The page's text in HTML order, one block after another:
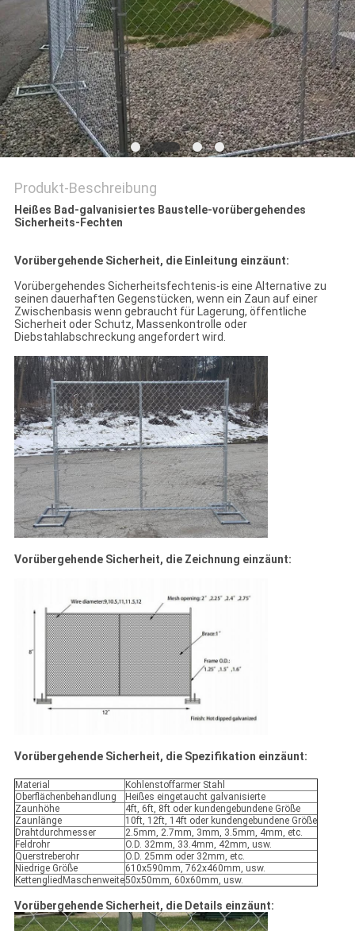
PRIVACY
POLICY
Produkt-Beschreibung
Heißes Bad-galvanisiertes Baustelle-vorübergehendes
Sicherheits-Fechten
Vorübergehende Sicherheit, die Einleitung einzäunt:
Vorübergehendes Sicherheitsfechtenis-is eine Alternative zu
seinen dauerhaften Gegenstücken, wenn ein Zaun auf einer
Zwischenbasis wenn gebraucht für Lagerung, öffentliche
Sicherheit oder Schutz, Massenkontrolle oder
Diebstahlabschreckung angefordert wird.
Vorübergehende Sicherheit, die Zeichnung einzäunt:
Vorübergehende Sicherheit, die Spezifikation einzäunt:
Material
Kohlenstoffarmer Stahl
Oberflächenbehandlung
Heißes eingetaucht galvanisierte
Zaunhöhe
4ft, 6ft, 8ft oder kundengebundene Größe
Zaunlänge
10ft, 12ft, 14ft oder kundengebundene Größe
Drahtdurchmesser
2.5mm, 2.7mm, 3mm, 3.5mm, 4mm, etc.
Feldrohr
O.D. 32mm, 33.4mm, 42mm, usw.
Querstreberohr
O.D. 25mm oder 32mm, etc.
Niedrige Größe
610x590mm, 762x460mm, usw.
KettengliedMaschenweite50x50mm, 60x60mm, usw.
Vorübergehende Sicherheit, die Details einzäunt: